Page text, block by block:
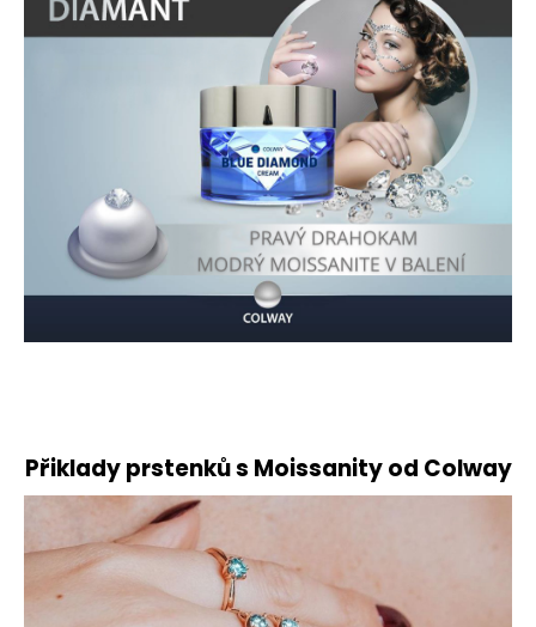
Přiklady prstenků s Moissanity od Colway